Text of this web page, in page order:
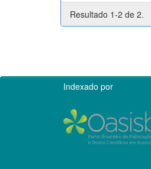
Resultado 1-2 de 2.
Indexado por